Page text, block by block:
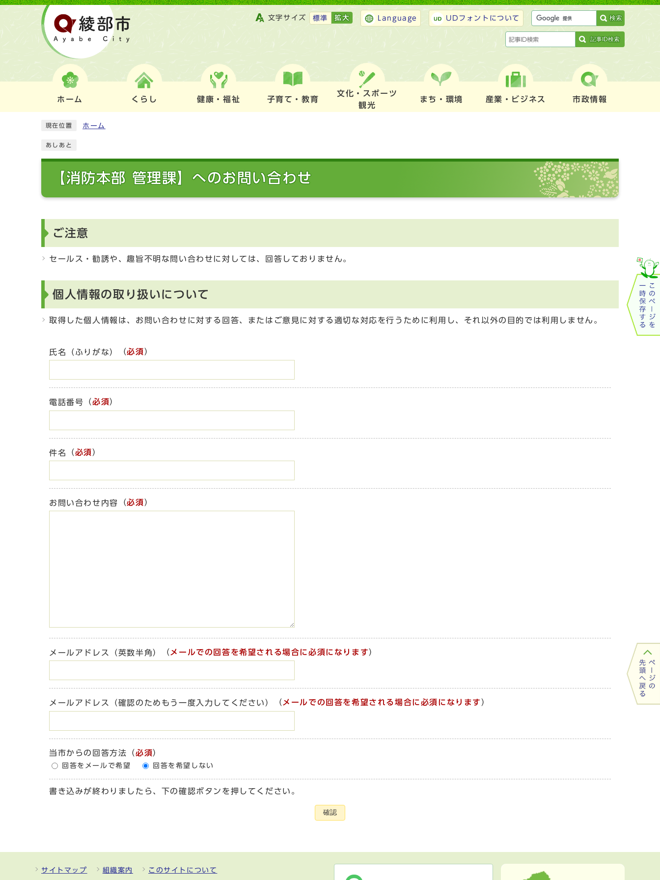
文字サイズ 標準 拡大 Language UDフォントについて 検索
記事ID検索
ホーム くらし 健康・福祉 子育て・教育
文化・スポーツ
観光
まち・環境 産業・ビジネス 市政情報
現在位置 ホーム
あしあと
【消防本部 管理課】へのお問い合わせ
ご注意
セールス・勧誘や、趣旨不明な問い合わせに対しては、回答しておりません。
個人情報の取り扱いについて
取得した個人情報は、お問い合わせに対する回答、またはご意見に対する適切な対応を行うために利用し、それ以外の目的では利用しません。
氏名（ふりがな） （必須）
電話番号 （必須）
件名 （必須）
お問い合わせ内容 （必須）
メールアドレス（英数半角） （ メールでの回答を希望される場合に必須になります）
メールアドレス（確認のためもう一度入力してください） （ メールでの回答を希望される場合に必須になります ）
当市からの回答方法 （必須）
回答をメールで希望 回答を希望しない
書き込みが終わりましたら、下の確認ボタンを押してください。
確認
サイトマップ 組織案内
このサイトについて